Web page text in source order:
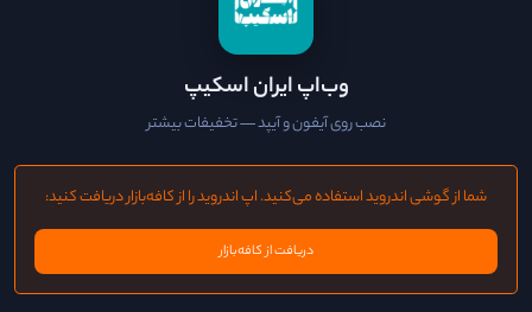
وب‌اپ ایران اسکیپ
نصب روی آیفون و آیپد — تخفیفات بیشتر
شما از گوشی اندروید استفاده می‌کنید. اپ اندروید را از کافه‌بازار دریافت کنید:
دریافت از کافه‌بازار